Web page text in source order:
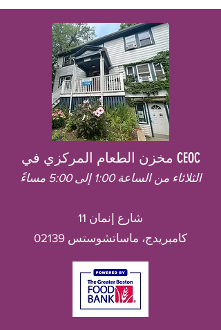
مخزن الطعام المركزي في CEOC
الثلاثاء من الساعة 1:00 إلى 5:00 مساءً
11 شارع إنمان
كامبريدج، ماساتشوستس 02139